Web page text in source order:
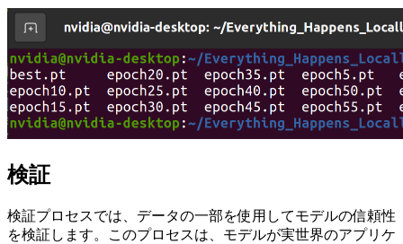
検証
検証プロセスでは、データの一部を使用してモデルの信頼性
を検証します。このプロセスは、モデルが実世界のアプリケ